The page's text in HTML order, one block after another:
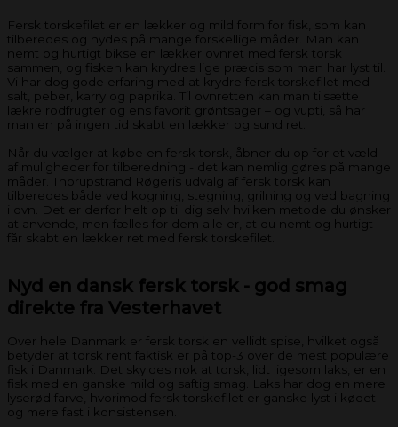
Fersk torskefilet er en lækker og mild form for fisk, som kan
tilberedes og nydes på mange forskellige måder. Man kan
nemt og hurtigt bikse en lækker ovnret med fersk torsk
sammen, og fisken kan krydres lige præcis som man har lyst til.
Vi har dog gode erfaring med at krydre fersk torskefilet med
salt, peber, karry og paprika. Til ovnretten kan man tilsætte
lækre rodfrugter og ens favorit grøntsager – og vupti, så har
man en på ingen tid skabt en lækker og sund ret.
Når du vælger at købe en fersk torsk, åbner du op for et væld
af muligheder for tilberedning - det kan nemlig gøres på mange
måder. Thorupstrand Røgeris udvalg af fersk torsk kan
tilberedes både ved kogning, stegning, grilning og ved bagning
i ovn. Det er derfor helt op til dig selv hvilken metode du ønsker
at anvende, men fælles for dem alle er, at du nemt og hurtigt
får skabt en lækker ret med fersk torskefilet.
Nyd en dansk fersk torsk - god smag
direkte fra Vesterhavet
Over hele Danmark er fersk torsk en vellidt spise, hvilket også
betyder at torsk rent faktisk er på top-3 over de mest populære
fisk i Danmark. Det skyldes nok at torsk, lidt ligesom laks, er en
fisk med en ganske mild og saftig smag. Laks har dog en mere
lyserød farve, hvorimod fersk torskefilet er ganske lyst i kødet
og mere fast i konsistensen.